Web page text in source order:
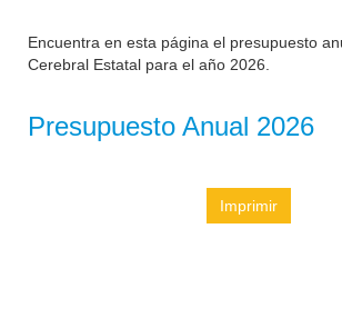
Encuentra en esta página el presupuesto
Cerebral Estatal para el año 2026.
Presupuesto Anual 2026
Imprimir